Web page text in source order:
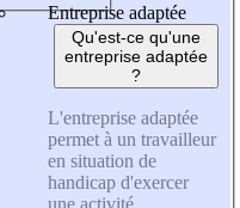
Entreprise adaptée
Qu'est-ce qu'une
entreprise adaptée
?
L'entreprise adaptée
permet à un travailleur
en situation de
handicap d'exercer
une activité